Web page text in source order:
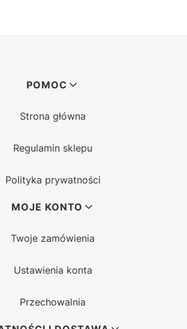
POMOC
Strona główna
Regulamin sklepu
Polityka prywatności
MOJE KONTO
Twoje zamówienia
Ustawienia konta
Przechowalnia